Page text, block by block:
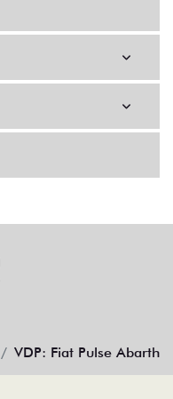
VDP: Fiat Pulse Abarth